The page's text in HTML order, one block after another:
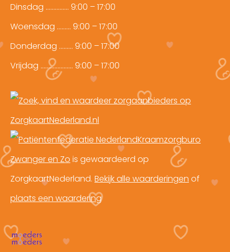
Dinsdag …………… 9:00 – 17:00
Woensdag ……… 9:00 – 17:00
Donderdag ……… 9:00 – 17:00
Vrijdag ………………… 9:00 – 17:00
Kraamzorgburo
Zwanger en Zo is gewaardeerd op
ZorgkaartNederland. Bekijk alle waarderingen of
plaats een waardering